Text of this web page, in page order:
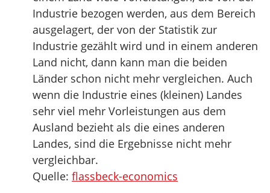
Industrie bezogen werden, aus dem Bereich
ausgelagert, der von der Statistik zur
Industrie gezählt wird und in einem anderen
Land nicht, dann kann man die beiden
Länder schon nicht mehr vergleichen. Auch
wenn die Industrie eines (kleinen) Landes
sehr viel mehr Vorleistungen aus dem
Ausland bezieht als die eines anderen
Landes, sind die Ergebnisse nicht mehr
vergleichbar.
Quelle: flassbeck-economics